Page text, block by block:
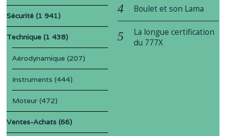
Sécurité (1 941)
Technique (1 438)
Aérodynamique (207)
Instruments (444)
Moteur (472)
Ventes-Achats (66)
Boulet et son Lama
La longue certification
du 777X